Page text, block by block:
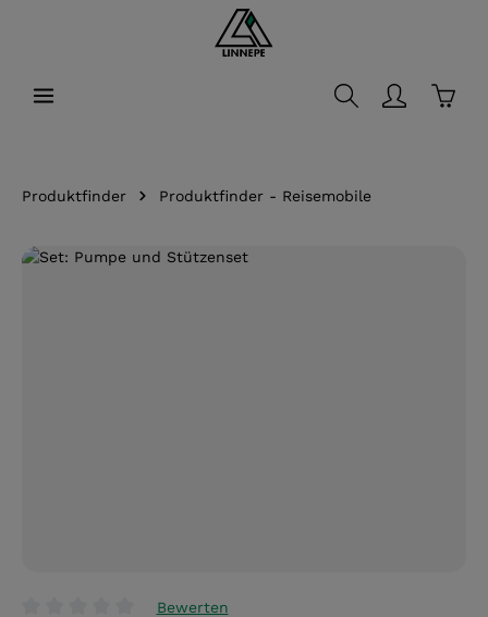
Produktfinder Produktfinder - Reisemobile
Bildergalerie überspringen
Bewerten